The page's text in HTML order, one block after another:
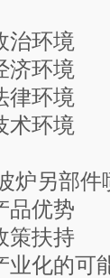
环境
环境
环境
环境
另部件
优势
扶持
的可